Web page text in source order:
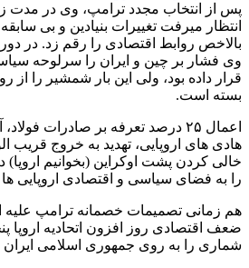
پس از انتخاب مجدد ترامپ، وی در مدت
انتظار میرفت تغییرات بنیادین و بی
بالاخص روابط اقتصادی را رقم زد. در
وی فشار بر چین و ایران را سرلوحه
قرار داده بود، ولی این بار شمشیر را از رو
بسته است.
اعمال ۲۵ درصد تعرفه بر صادرات
هادی های اروپایی، تهدید به خروج قریب
خالی کردن پشت اوکراین (بخوانیم
را به فضای سیاسی و اقتصادی اروپایی
هم زمانی تصمیمات خصمانه ترامپ علیه
ضعف اقتصادی روز افزون اتحادیه
شماری را به روی جمهوری اسلامی